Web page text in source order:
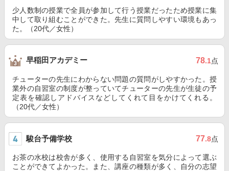
少人数制の授業で全員が参加して行う授業だったため授業に集
中して取り組むことができた。先生に質問しやすい環境もあっ
た。（20代／女性）
早稲田アカデミー 78.1点
チューターの先生にわからない問題の質問がしやすかった。授
業外の自習室の制度が整っていてチューターの先生が生徒の予
定表を確認しアドバイスなどしてくれて目をかけてくれる。
（20代／女性）
駿台予備学校 77.8点
お茶の水校は校舎が多く、使用する自習室を気分によって選ぶ
ことができてよかった。また、講座の種類が多く、自分の志望